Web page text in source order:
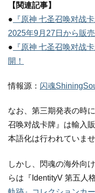
【関連記事】
● 『原神 七圣召唤对战
2025年9月27日から販
● 『原神 七圣召唤对战
開！
情報源： 闪魂
なお、第三期発表の時
召唤对战卡牌』は輸入
本語化は行われていませ
しかし、閃魂の海外向
らは『IdentityV 第五人